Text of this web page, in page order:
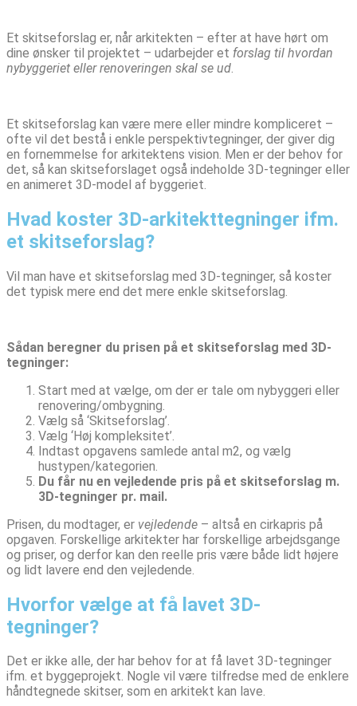
Et skitseforslag er, når arkitekten – efter at have hørt om
dine ønsker til projektet – udarbejder et forslag til hvordan
nybyggeriet eller renoveringen skal se ud
Et skitseforslag kan være mere eller mindre kompliceret –
ofte vil det bestå i enkle perspektivtegninger, der giver dig
en fornemmelse for arkitektens vision. Men er der behov for
det, så kan skitseforslaget også indeholde 3D-tegninger eller
en animeret 3D-model af byggeriet.
Hvad koster 3D-arkitekttegninger ifm.
et skitseforslag?
Vil man have et skitseforslag med 3D-tegninger, så koster
det typisk mere end det mere enkle skitseforslag.
Sådan beregner du prisen på et skitseforslag med 3D-
tegninger:
Start med at vælge, om der er tale om nybyggeri eller
renovering/ombygning.
Vælg så ‘Skitseforslag’.
Vælg ‘Høj kompleksitet’.
Indtast opgavens samlede antal m2, og vælg
hustypen/kategorien.
Du får nu en vejledende pris på et skitseforslag m.
3D-tegninger pr. mail.
Prisen, du modtager, er vejledende – altså en cirkapris på
opgaven. Forskellige arkitekter har forskellige arbejdsgange
og priser, og derfor kan den reelle pris være både lidt højere
og lidt lavere end den vejledende.
Hvorfor vælge at få lavet 3D-
tegninger?
Det er ikke alle, der har behov for at få lavet 3D-tegninger
ifm. et byggeprojekt. Nogle vil være tilfredse med de enklere
håndtegnede skitser, som en arkitekt kan lave.